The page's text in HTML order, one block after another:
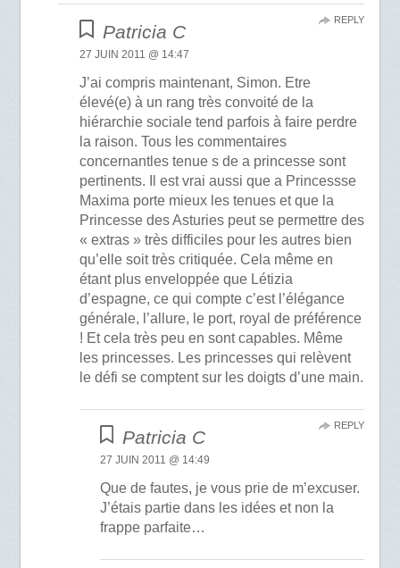
Patricia C
27 JUIN 2011 @ 14:47
J’ai compris maintenant, Simon. Etre
élevé(e) à un rang très convoité de la
hiérarchie sociale tend parfois à faire perdre
la raison. Tous les commentaires
concernantles tenue s de a princesse sont
pertinents. Il est vrai aussi que a Princessse
Maxima porte mieux les tenues et que la
Princesse des Asturies peut se permettre des
« extras » très difficiles pour les autres bien
qu’elle soit très critiquée. Cela même en
étant plus enveloppée que Létizia
d’espagne, ce qui compte c’est l’élégance
générale, l’allure, le port, royal de préférence
! Et cela très peu en sont capables. Même
les princesses. Les princesses qui relèvent
le défi se comptent sur les doigts d’une main.
REPLY
Patricia C
27 JUIN 2011 @ 14:49
Que de fautes, je vous prie de m’excuser.
J’étais partie dans les idées et non la
frappe parfaite…
REPLY